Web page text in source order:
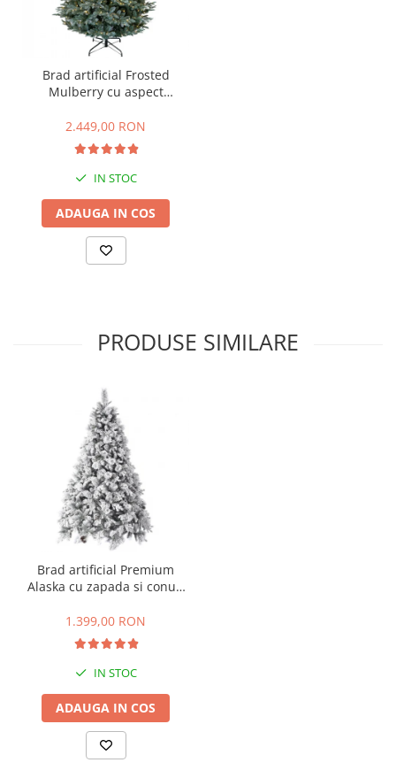
Brad artificial Frosted
Mulberry cu aspect
cm, 550 leduri
2.449,00 RON
IN STOC
ADAUGA IN COS
PRODUSE SIMILARE
Brad artificial Premium
Alaska cu zapada si conuri
1.399,00 RON
IN STOC
ADAUGA IN COS